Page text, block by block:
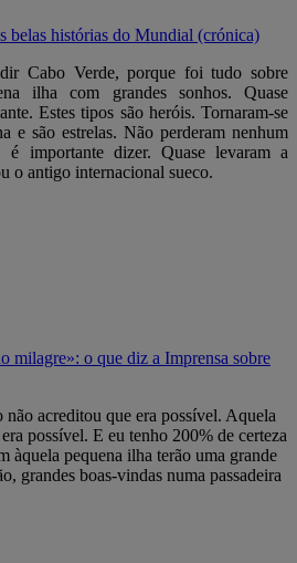
belas histórias do Mundial (crónica)
Cabo Verde, porque foi tudo sobre
ilha com grandes sonhos. Quase
Estes tipos são heróis. Tornaram-se
e são estrelas. Não perderam nenhum
importante dizer. Quase levaram a
o antigo internacional sueco.
milagre»: o que diz a Imprensa sobre
acreditou que era possível. Aquela
possível. E eu tenho 200% de certeza
àquela pequena ilha terão uma grande
grandes boas-vindas numa passadeira